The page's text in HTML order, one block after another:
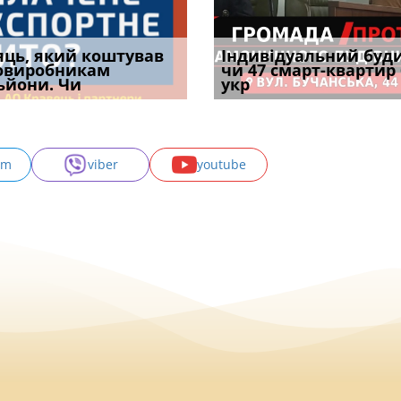
встановив для
шкоди
Документи, на яких не
проставляється
апостиль: пер
який коштував
Чи
Огляд практики ВС від
Ростислава Кравця, що
опублі
ТЦК при зміні
проживання:
судов
Індивідуальний
чи 47 смарт-квартир
укр
Восьмий ААС
підтвердив, що
може скас
viber youtube